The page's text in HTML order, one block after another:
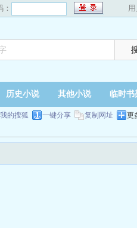
：
历史小说 其他小说 临时书
我的搜狐 一键分享 复制网址 更